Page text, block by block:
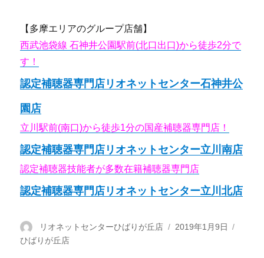
【多摩エリアのグループ店舗】
西武池袋線 石神井公園駅前(北口出口)から徒歩2分で
す！
認定補聴器専門店リオネットセンター石神井公
園店
立川駅前(南口)から徒歩1分の国産補聴器専門店！
認定補聴器専門店リオネットセンター立川南店
認定補聴器技能者が多数在籍補聴器専門店
認定補聴器専門店リオネットセンター立川北店
投
稿
リオネットセンターひばりが丘店
投
2019年1月9日
ひばりが丘店